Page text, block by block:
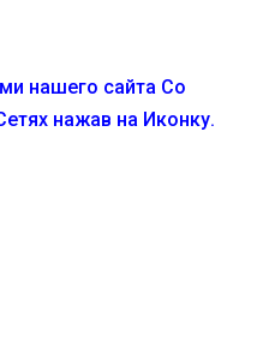
нашего сайта Со
нажав на Иконку.